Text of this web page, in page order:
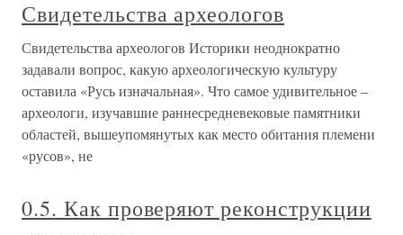
Свидетельства археологов
Свидетельства археологов Историки неоднократно
задавали вопрос, какую археологическую культуру
оставила «Русь изначальная». Что самое удивительное –
археологи, изучавшие раннесредневековые памятники
областей, вышеупомянутых как место обитания племени
«русов», не
0.5. Как проверяют реконструкции